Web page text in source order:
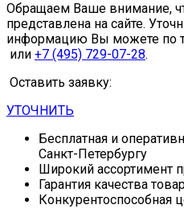
Обращаем Ваше внимание,
представлена на сайте.
информацию Вы можете по
или +7 (495) 729-07-28.
Оставить заявку:
УТОЧНИТЬ
Бесплатная и
Санкт-Петербургу
Широкий ассортимент
Гарантия качества
Конкурентоспособная